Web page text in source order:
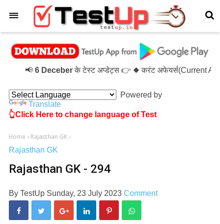
6 Deceberके टेस्ट अप्डेट्स 👉 ◆ करंट अफेयर्स(Current
Powered by
Translate
👆Click Here to change language of Test
Home › Rajasthan GK ›
Rajasthan GK
Rajasthan GK - 294
By TestUp Sunday, 23 July 2023 Comment